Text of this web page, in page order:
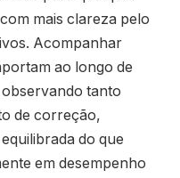
mais clareza pelo
Acompanhar
ao longo de
tanto
de correção,
do que
em desempenho